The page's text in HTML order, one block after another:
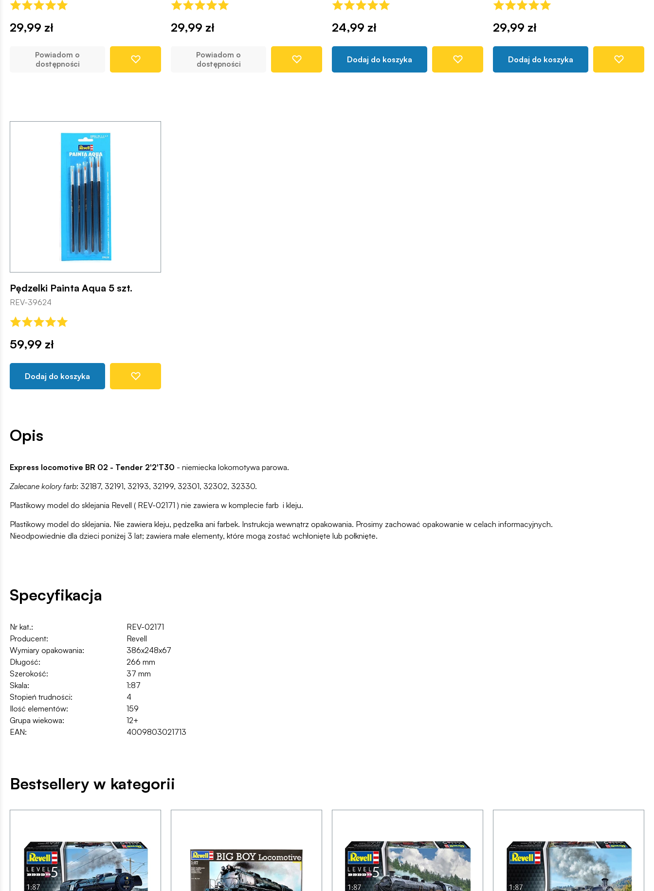
29,99 zł
Powiadom o
dostępności
29,99 zł
Powiadom o
dostępności
24,99 zł
Dodaj do koszyka
29,99 zł
Dodaj do koszyka
Pędzelki Painta Aqua 5 szt.
REV-39624
59,99 zł
Dodaj do koszyka
Opis
Express locomotive BR 02 - Tender 2'2'T30 - niemiecka lokomotywa parowa.
Zalecane kolory farb: 32187, 32191, 32193, 32199, 32301, 32302, 32330.
Plastikowy model do sklejania Revell ( REV-02171 ) nie zawiera w komplecie farb i kleju.
Plastikowy model do sklejania. Nie zawiera kleju, pędzelka ani farbek. Instrukcja wewnątrz opakowania. Prosimy zachować opakowanie w celach informacyjnych.
Nieodpowiednie dla dzieci poniżej 3 lat; zawiera małe elementy, które mogą zostać wchłonięte lub połknięte.
Specyfikacja
Nr kat.:
REV-02171
Producent:
Revell
Wymiary opakowania:
386x248x67
Długość:
266 mm
Szerokość:
37 mm
Skala:
1:87
Stopień trudności:
4
Ilość elementów:
159
Grupa wiekowa:
12+
EAN:
4009803021713
Bestsellery w kategorii